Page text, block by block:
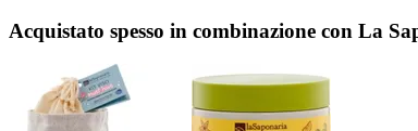
Acquistato spesso in combinazione con La